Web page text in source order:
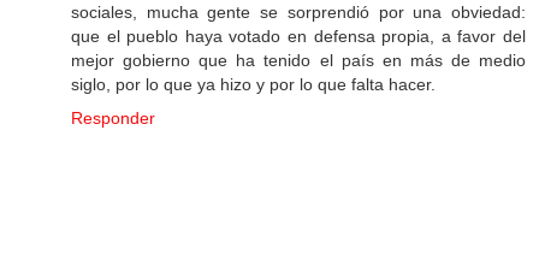
sociales, mucha gente se sorprendió por una obviedad:
que el pueblo haya votado en defensa propia, a favor del
mejor gobierno que ha tenido el país en más de medio
siglo, por lo que ya hizo y por lo que falta hacer.
Responder